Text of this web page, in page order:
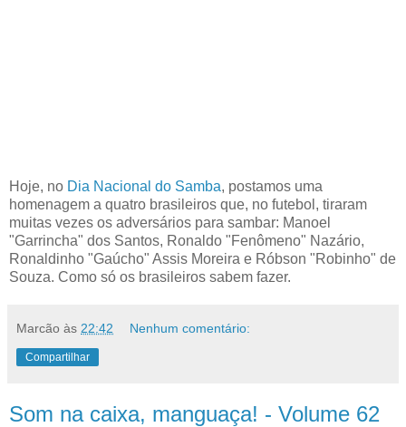
Hoje, no Dia Nacional do Samba, postamos uma
homenagem a quatro brasileiros que, no futebol, tiraram
muitas vezes os adversários para sambar: Manoel
"Garrincha" dos Santos, Ronaldo "Fenômeno" Nazário,
Ronaldinho "Gaúcho" Assis Moreira e Róbson "Robinho" de
Souza. Como só os brasileiros sabem fazer.
Marcão às 22:42 Nenhum comentário:
Compartilhar
Som na caixa, manguaça! - Volume 62